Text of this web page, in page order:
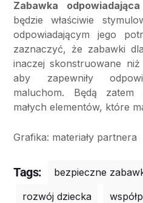
Zabawka
będzie właściwie
odpowiadającym jego
zaznaczyć, że zabawki
inaczej skonstruowane
aby zapewniły
maluchom. Będą zatem
małych elementów, które
Grafika: materiały partnera
Tags: bezpieczne
rozwój dziecka